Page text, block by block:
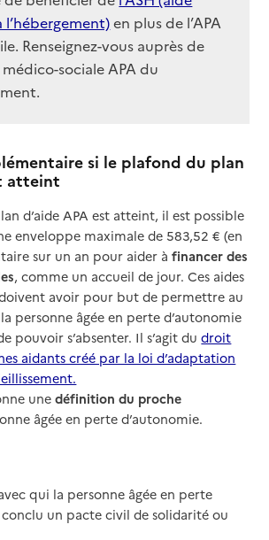
l’hébergement)en plus de l’APA
Renseignez-vous auprès de
médico-sociale APA du
si le plafond du plan
atteint
d’aide APA est atteint, il est possible
enveloppe maximale de 583,52 € (en
sur un an pour aider àfinancer des
, comme un accueil de jour. Ces aides
avoir pour but de permettre au
personne âgée en perte d’autonomie
pouvoir s’absenter. Il s’agit dudroit
aidants créé par la loi d’adaptation
unedéfinition du proche
âgée en perte d’autonomie.
qui la personne âgée en perte
conclu un pacte civil de solidarité ou